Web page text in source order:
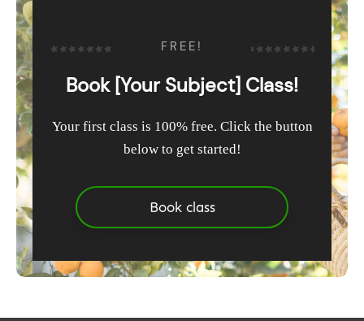
FREE!
Book [Your Subject] Class!
Your first class is 100% free. Click the button
below to get started!
Book class